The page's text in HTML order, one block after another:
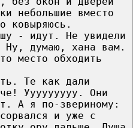
небольшие вместо
ковыряюсь.
- идут. Не увидели
Ну, думаю, хана вам.
место обходить
Те как дали
Ууууууууу. Они
А я по-звериному:
и уже с